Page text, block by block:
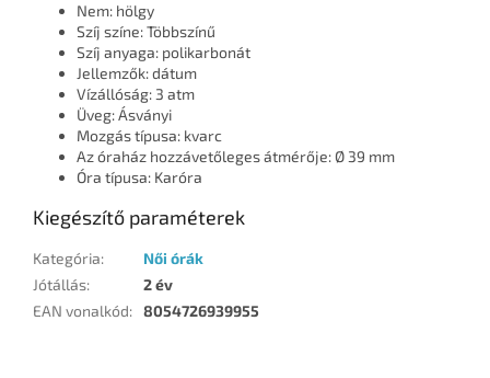
Nem: hölgy
Szíj színe: Többszínű
Szíj anyaga: polikarbonát
Jellemzők: dátum
Vízállóság: 3 atm
Üveg: Ásványi
Mozgás típusa: kvarc
Az óraház hozzávetőleges átmérője: Ø 39 mm
Óra típusa: Karóra
Kiegészítő paraméterek
Kategória:
Női órák
Jótállás:
2 év
EAN vonalkód: 8054726939955